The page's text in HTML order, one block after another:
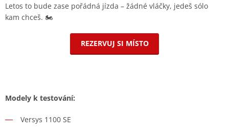
Letos to bude zase pořádná jízda – žádné vláčky, jedeš sólo
kam chceš. 🏍️
REZERVUJ SI MÍSTO
Modely k testování:
Versys 1100 SE